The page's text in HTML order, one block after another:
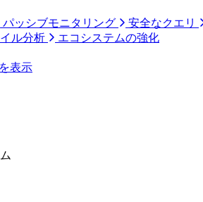
パッシブモニタリング
安全なクエリ
ル分析
エコシステムの強化
表示